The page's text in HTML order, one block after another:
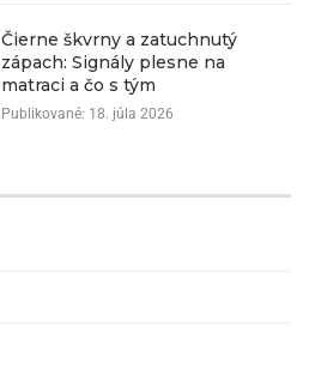
Čierne škvrny a zatuchnutý
zápach: Signály plesne na
matraci a čo s tým
Publikované: 18. júla 2026